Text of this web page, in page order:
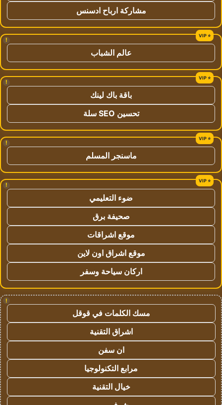
مشاركة ارباح ادسنس
!
عالم الشباب
!
باقة باك لينك
تحسين SEO سلة
!
ماسنجر المسلم
!
ضوء التعليمي
صحيفة برق
موقع اشراقات
موقع اشراق اون لاين
اركان سياحة وسفر
!
مسك الكلمات في قوقل
اشراق التقنية
ان سفن
مرابع التكنولوجيا
خيال التقنية